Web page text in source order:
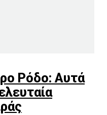
Ρόδο: Αυτά